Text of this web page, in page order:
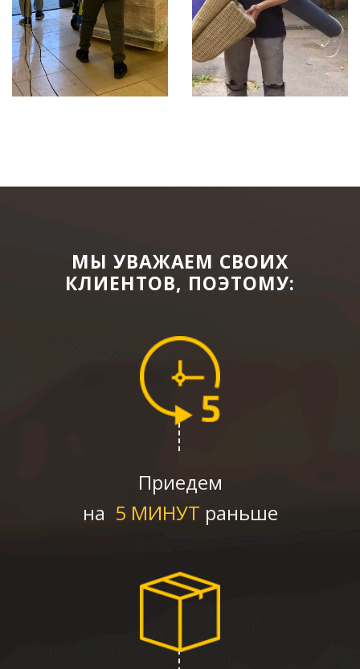
МЫ УВАЖАЕМ СВОИХ
КЛИЕНТОВ, ПОЭТОМУ:
Приедем
на 5 МИНУТ раньше